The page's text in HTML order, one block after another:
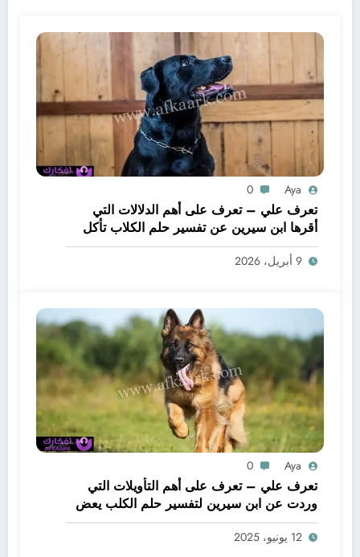
Aya
0
تعرف علي – تعرف على أهم الدلالات التي
أقرها ابن سيرين عن تفسير حلم الكلاب تأكل
لحم – بالتفصيل
9 أبريل، 2026
Aya
0
تعرف علي – تعرف على أهم التأويلات التي
وردت عن ابن سيرين لتفسير حلم الكلب يعض
يدي – بالتفصيل
12 يونيو، 2025